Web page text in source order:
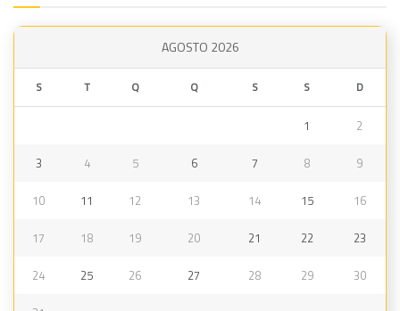
AGOSTO 2026
S T Q Q S S D
1 2
3 4 5 6 7 8 9
10 11 12 13 14 15 16
17 18 19 20 21 22 23
24 25 26 27 28 29 30